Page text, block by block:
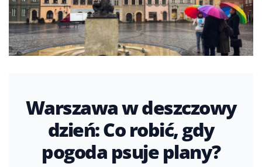
Warszawa w deszczowy
dzień: Co robić, gdy
pogoda psuje plany?